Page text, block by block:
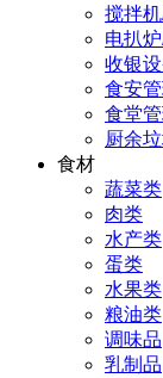
搅拌
电扒
收银
食安
食堂
厨余
食材
蔬菜类
肉类
水产类
蛋类
水果类
粮油类
调味品
乳制品